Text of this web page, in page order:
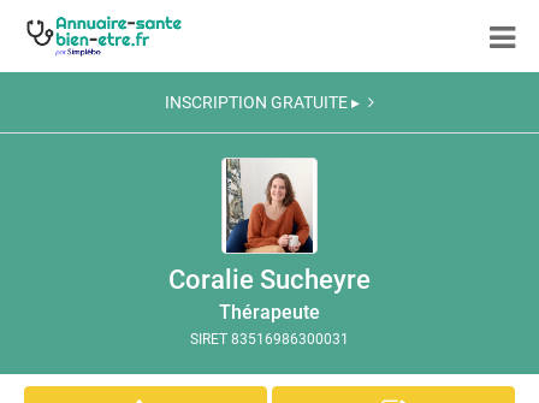
INSCRIPTION GRATUITE ▸
Coralie Sucheyre
Thérapeute
SIRET 83516986300031